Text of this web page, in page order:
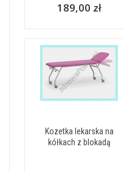
189,00 zł
Kozetka lekarska na
kółkach z blokadą